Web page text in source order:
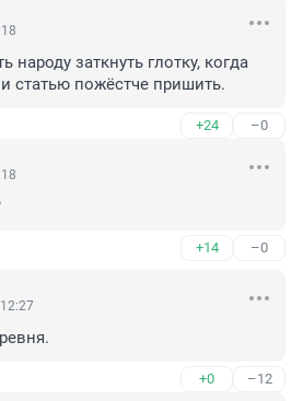
народу заткнуть глотку, когда
статью пожёстче пришить.
+24 –0
+14 –0
+0 –12